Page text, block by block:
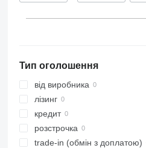
Тип оголошення
від виробника
лізинг
кредит
розстрочка
trade-in (обмін з доплатою)